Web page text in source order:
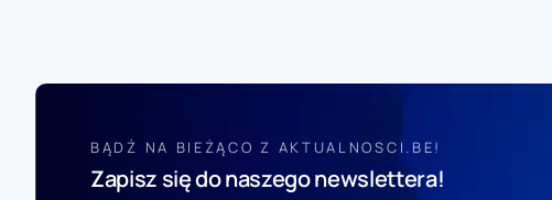
BĄDŹ NA BIEŻĄCO Z AKTUALNOSCI.BE!
Zapisz się do naszego newslettera!